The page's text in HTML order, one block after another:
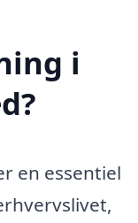
i
en essentiel